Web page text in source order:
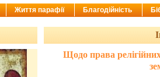
Щодо права
Життя парафії Благодійність